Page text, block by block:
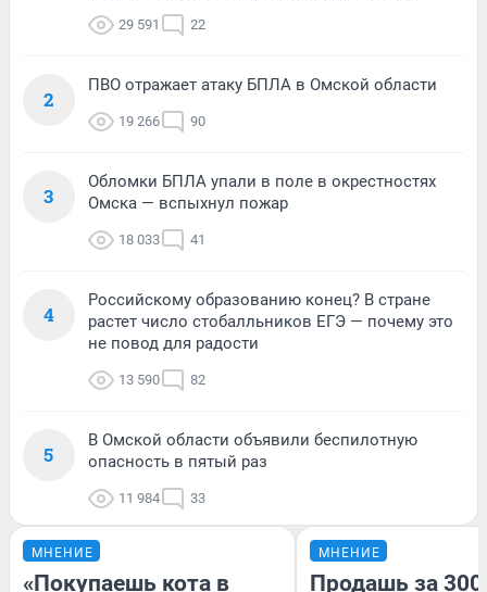
29 591 22
2
ПВО отражает атаку БПЛА в Омской области
19 266 90
3
Обломки БПЛА упали в поле в окрестностях
Омска — вспыхнул пожар
18 033 41
4
Российскому образованию конец? В стране
растет число стобалльников ЕГЭ — почему это
не повод для радости
13 590 82
5
В Омской области объявили беспилотную
опасность в пятый раз
11 984 33
МНЕНИЕ
«Покупаешь кота в
МНЕНИЕ
Продашь за